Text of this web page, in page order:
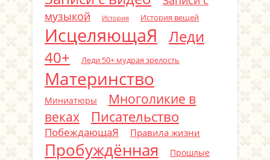
музыкой
История История вещей
ИсцеляющаЯ
Леди
40+
Леди 50+ мудрая зрелость
Материнство
Миниатюры
Многоликие в
веках
Писательство
ПобеждающаЯ Правила жизни
Пробуждённая
Прошлые